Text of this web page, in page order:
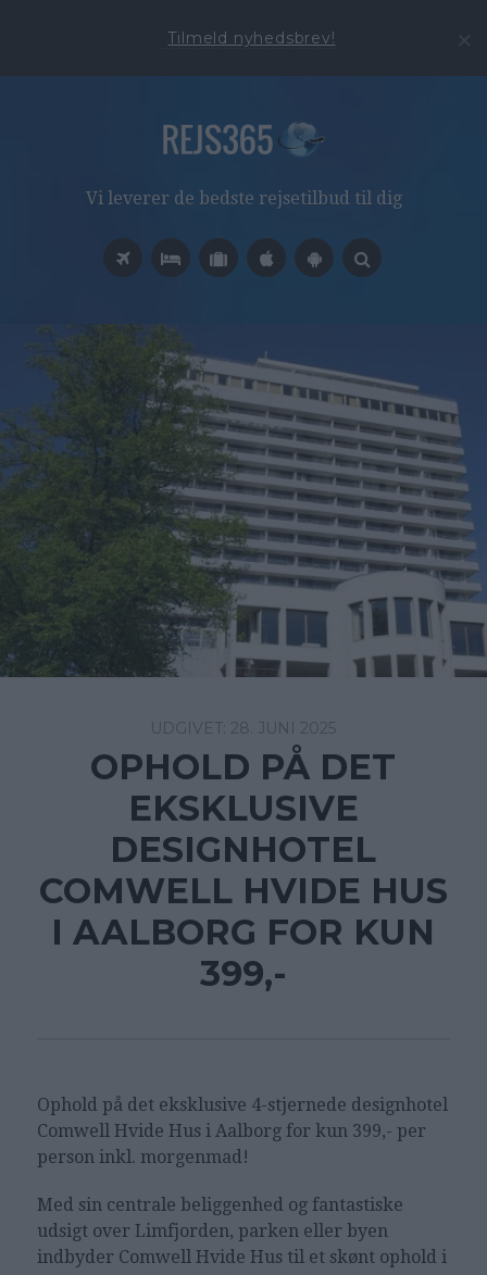
Tilmeld nyhedsbrev!
Vi leverer de bedste rejsetilbud til dig
28. JUNI 2025
OPHOLD PÅ DET
EKSKLUSIVE
DESIGNHOTEL
COMWELL HVIDE HUS
I AALBORG FOR KUN
399,-
Ophold på det eksklusive 4-stjernede designhotel
Comwell Hvide Hus i Aalborg for kun 399,- per
person inkl. morgenmad!
Med sin centrale beliggenhed og fantastiske
udsigt over Limfjorden, parken eller byen
indbyder Comwell Hvide Hus til et skønt ophold i